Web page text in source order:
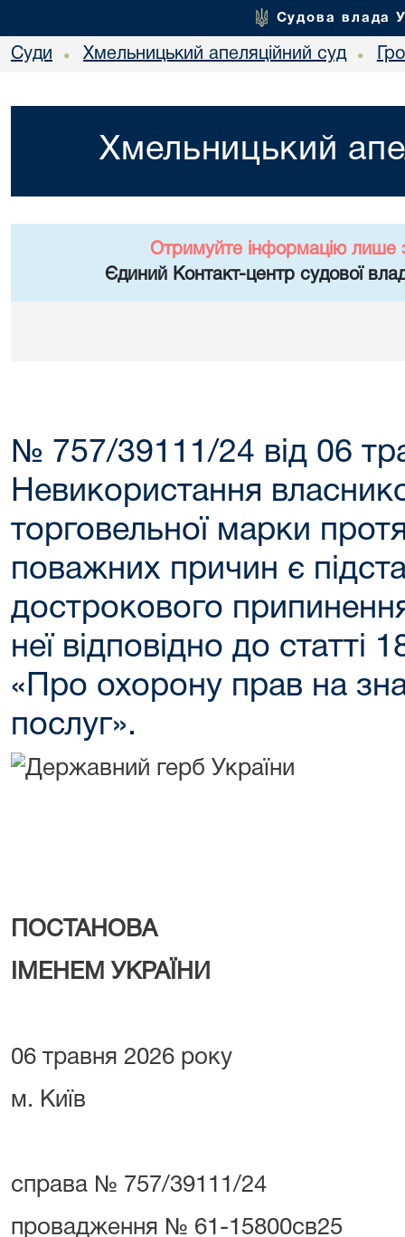
Судова влада
Суди • Хмельницький апеляційний суд •
Хмельницький
Отримуйте інформацію лише
Єдиний Контакт-центр судової
№ 757/39111/24 від 06
Невикористання
торговельної марки
поважних причин є
дострокового припинення
неї відповідно до статті
«Про охорону прав на
послуг».
ПОСТАНОВА
ІМЕНЕМ УКРАЇНИ
06 травня 2026 року
м. Київ
справа № 757/39111/24
провадження № 61-15800св25